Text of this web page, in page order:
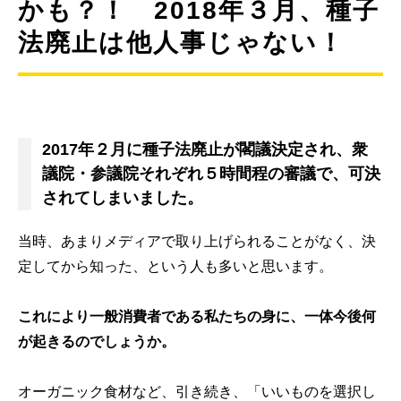
かも？！ 2018年３月、種子
法廃止は他人事じゃない！
2017年２月に種子法廃止が閣議決定され、衆
議院・参議院それぞれ５時間程の審議で、可決
されてしまいました。
当時、あまりメディアで取り上げられることがなく、決
定してから知った、という人も多いと思います。
これにより一般消費者である私たちの身に、一体今後何
が起きるのでしょうか。
オーガニック食材など、引き続き、「いいものを選択し